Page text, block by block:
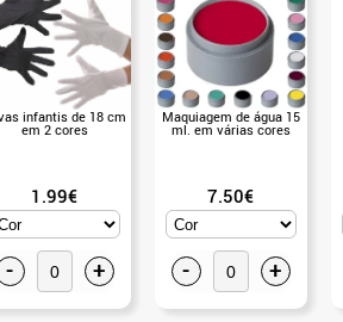
infantis de 18 cm
em 2 cores
1.99€
- +
Maquiagem de água 15
ml. em várias cores
7.50€
- +